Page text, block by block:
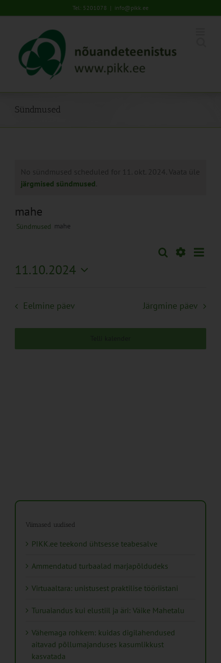
to
Tel: 5201078 | info@pikk.ee
Sündmused
No sündmused scheduled for 11. okt. 2024. Vaata üle
järgmised sündmused
mahe
Sündmused mahe
Sündmused
Navigation
Otsi Päev
11.10.2024
Eelmine päev Järgmine päev
Viimased uudised
PIKK.ee teekond ühtsesse teabesalve
Ammendatud turbaalad marjapõldudeks
Virtuaaltara: unistusest praktilise tööriistani
Turuaiandus kui elustiil ja äri: Väike Mahetalu
Vähemaga rohkem: kuidas digilahendused
aitavad põllumajanduses kasumlikkust
kasvatada